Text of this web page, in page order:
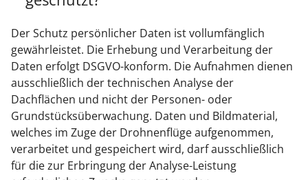
Der Schutz persönlicher Daten ist vollumfänglich
gewährleistet. Die Erhebung und Verarbeitung der
Daten erfolgt DSGVO-konform. Die Aufnahmen dienen
ausschließlich der technischen Analyse der
Dachflächen und nicht der Personen- oder
Grundstücksüberwachung. Daten und Bildmaterial,
welches im Zuge der Drohnenflüge aufgenommen,
verarbeitet und gespeichert wird, darf ausschließlich
für die zur Erbringung der Analyse-Leistung